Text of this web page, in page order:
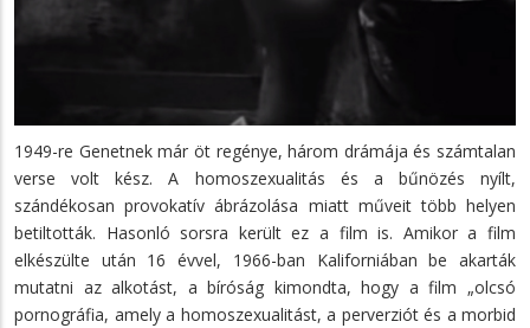
1949-re Genetnek már öt regénye, három drámája és számtalan
verse volt kész. A homoszexualitás és a bűnözés nyílt,
szándékosan provokatív ábrázolása miatt műveit több helyen
betiltották. Hasonló sorsra került ez a film is. Amikor a film
elkészülte után 16 évvel, 1966-ban Kaliforniában be akarták
mutatni az alkotást, a bíróság kimondta, hogy a film „olcsó
pornográfia, amely a homoszexualitást, a perverziót és a morbid